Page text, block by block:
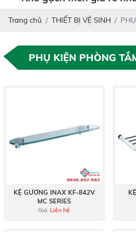
Trang chủ THIẾT BỊ VỆ SINH
PHỤ KIỆN PHÒNG
KỆ GƯƠNG INAX KF-842V
MC SERIES
Giá: Liện hệ